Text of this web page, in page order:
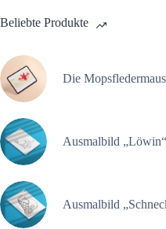
Beliebte Produkte
Die
Ausmalbild
Ausmalbild